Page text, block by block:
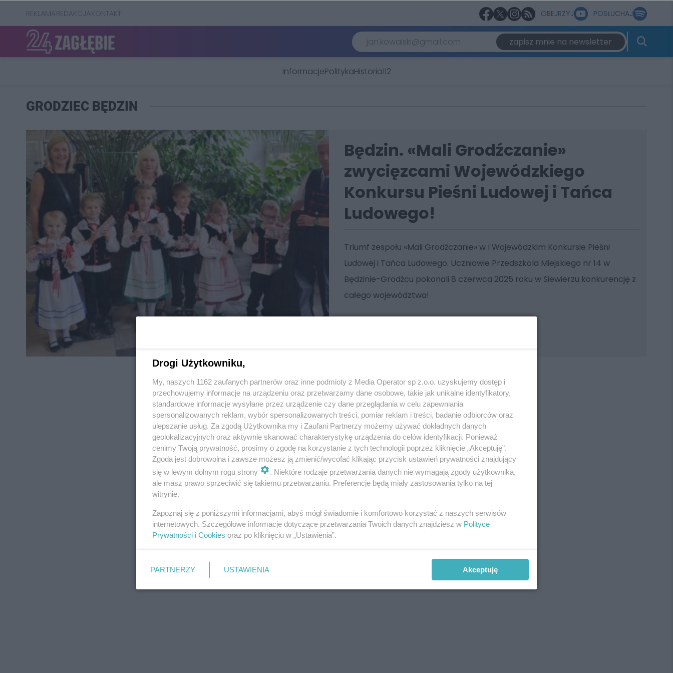
REKLAMAREDAKCJAKONTAKT OBEJRZYJ POSŁUCHAJ
zapisz mnie na newsletter
InformacjePolitykaHistoria112
GRODZIEC BĘDZIN
Będzin. «Mali Grodźczanie»
zwycięzcami Wojewódzkiego
Konkursu Pieśni Ludowej i Tańca
Ludowego!
Triumf zespołu «Mali Grodźczanie» w I Wojewódzkim Konkursie Pieśni
Ludowej i Tańca Ludowego. Uczniowie Przedszkola Miejskiego nr 14 w
Będzinie-Grodźcu pokonali 8 czerwca 2025 roku w Siewierzu konkurencję z
całego województwa!
REKLAMA REKLAMA
Drogi Użytkowniku,
My, naszych 1162 zaufanych partnerów oraz inne podmioty z Media Operator sp z.o.o. uzyskujemy dostęp i
przechowujemy informacje na urządzeniu oraz przetwarzamy dane osobowe, takie jak unikalne identyfikatory,
standardowe informacje wysyłane przez urządzenie czy dane przeglądania w celu zapewniania
spersonalizowanych reklam, wybór spersonalizowanych treści, pomiar reklam i treści, badanie odbiorców oraz
ulepszanie usług. Za zgodą Użytkownika my i Zaufani Partnerzy możemy używać dokładnych danych
geolokalizacyjnych oraz aktywnie skanować charakterystykę urządzenia do celów identyfikacji. Ponieważ
cenimy Twoją prywatność, prosimy o zgodę na korzystanie z tych technologii poprzez kliknięcie „Akceptuję”.
Zgoda jest dobrowolna i zawsze możesz ją zmienić/wycofać klikając przycisk ustawień prywatności znajdujący
się w lewym dolnym rogu strony
. Niektóre rodzaje przetwarzania danych nie wymagają zgody użytkownika,
ale masz prawo sprzeciwić się takiemu przetwarzaniu. Preferencje będą miały zastosowania tylko na tej
witrynie.
Zapoznaj się z poniższymi informacjami, abyś mógł świadomie i komfortowo korzystać z naszych serwisów
internetowych. Szczegółowe informacje dotyczące przetwarzania Twoich danych znajdziesz w Polityce
Prywatności i Cookies oraz po kliknięciu w „Ustawienia”.
PARTNERZY USTAWIENIA Akceptuję